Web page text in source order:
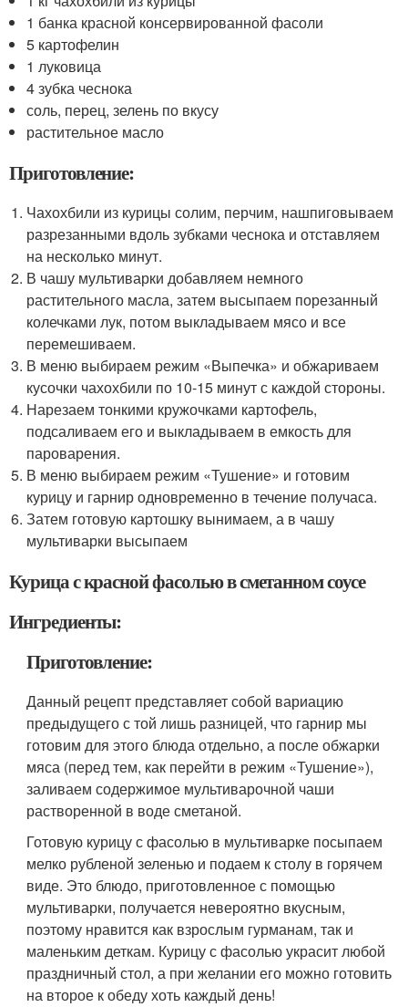
1 банка красной консервированной фасоли
5 картофелин
1 луковица
4 зубка чеснока
соль, перец, зелень по вкусу
растительное масло
Приготовление:
Чахохбили из курицы солим, перчим, нашпиговываем
разрезанными вдоль зубками чеснока и отставляем
на несколько минут.
В чашу мультиварки добавляем немного
растительного масла, затем высыпаем порезанный
колечками лук, потом выкладываем мясо и все
перемешиваем.
В меню выбираем режим «Выпечка» и обжариваем
кусочки чахохбили по 10-15 минут с каждой стороны.
Нарезаем тонкими кружочками картофель,
подсаливаем его и выкладываем в емкость для
пароварения.
В меню выбираем режим «Тушение» и готовим
курицу и гарнир одновременно в течение получаса.
Затем готовую картошку вынимаем, а в чашу
мультиварки высыпаем
Курица с красной фасолью в сметанном соусе
Ингредиенты:
Приготовление:
Данный рецепт представляет собой вариацию
предыдущего с той лишь разницей, что гарнир мы
готовим для этого блюда отдельно, а после обжарки
мяса (перед тем, как перейти в режим «Тушение»),
заливаем содержимое мультиварочной чаши
растворенной в воде сметаной.
Готовую курицу с фасолью в мультиварке посыпаем
мелко рубленой зеленью и подаем к столу в горячем
виде. Это блюдо, приготовленное с помощью
мультиварки, получается невероятно вкусным,
поэтому нравится как взрослым гурманам, так и
маленьким деткам. Курицу с фасолью украсит любой
праздничный стол, а при желании его можно готовить
на второе к обеду хоть каждый день!